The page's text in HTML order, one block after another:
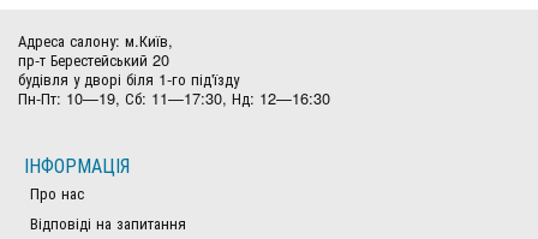
Адреса салону: м.Київ,
пр-т Берестейський 20
будівля у дворі біля 1-го під'їзду
Пн-Пт: 10—19, Сб: 11—17:30, Нд: 12—16:30
ІНФОРМАЦІЯ
Про нас
Відповіді на запитання